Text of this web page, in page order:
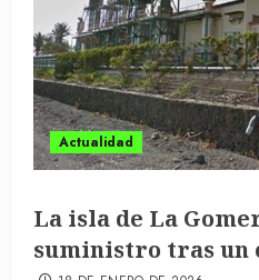
Actualidad
La isla de La
suministro tras un